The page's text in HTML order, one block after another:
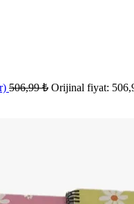
506,99₺ Orijinal fiyat: